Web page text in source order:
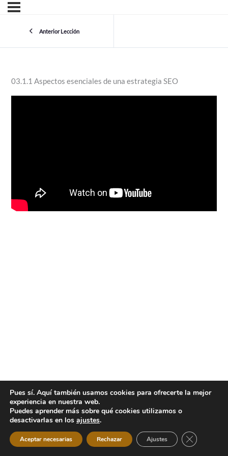
Anterior Lección
03.1.1 Aspectos esenciales de una estrategia SEO
Pues sí. Aquí también usamos cookies para ofrecerte la mejor
experiencia en nuestra web.
Puedes aprender más sobre qué cookies utilizamos o
desactivarlas en los ajustes.
Aceptar necesarias Rechazar Ajustes Cerrar el